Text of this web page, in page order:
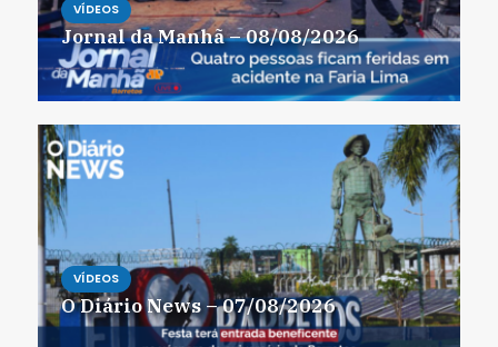
VÍDEOS
Jornal da Manhã – 08/08/2026
VÍDEOS
O Diário News – 07/08/2026